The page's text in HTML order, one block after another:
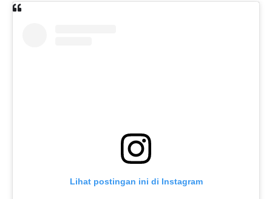
Lihat postingan ini di Instagram